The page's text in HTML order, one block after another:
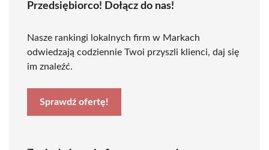
Przedsiębiorco! Dołącz do nas!
Nasze rankingi lokalnych firm w Markach
odwiedzają codziennie Twoi przyszli klienci, daj się
im znaleźć.
Sprawdź ofertę!